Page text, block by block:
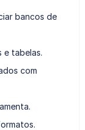
bancos de
e tabelas.
com